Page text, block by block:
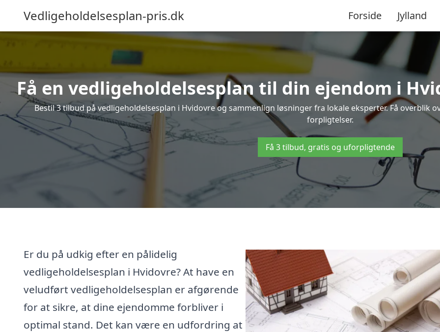
Vedligeholdelsesplan-pris.dk Forside Jylland
Få en vedligeholdelsesplan til din ejendom i
Bestil 3 tilbud på vedligeholdelsesplan i Hvidovre og sammenlign løsninger fra lokale eksperter. Få overblik
forpligtelser.
Få 3 tilbud, gratis og uforpligtende
Er du på udkig efter en pålidelig
vedligeholdelsesplan i Hvidovre? At have en
veludført vedligeholdelsesplan er afgørende
for at sikre, at dine ejendomme forbliver i
optimal stand. Det kan være en udfordring at